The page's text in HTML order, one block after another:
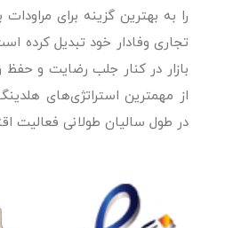
را به بهترین گزینه برای مراودات
تجاری وفادار خود تبدیل کرده
بازار در کنار جلب رضایت و
از مهمترین استراتژی‌های
در طول سالیان طولانی فعالیت